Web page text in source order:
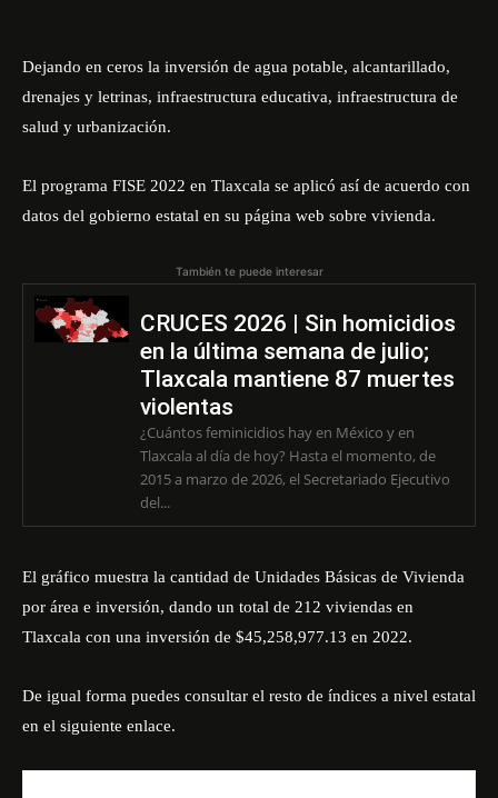
Dejando en ceros la inversión de agua potable, alcantarillado,
drenajes y letrinas, infraestructura educativa, infraestructura de
salud y urbanización.
El programa FISE 2022 en Tlaxcala se aplicó así de acuerdo con
datos del gobierno estatal en su página web sobre vivienda.
También te puede interesar
CRUCES 2026 | Sin homicidios
en la última semana de julio;
Tlaxcala mantiene 87 muertes
violentas
¿Cuántos feminicidios hay en México y en
Tlaxcala al día de hoy? Hasta el momento, de
2015 a marzo de 2026, el Secretariado Ejecutivo
del...
El gráfico muestra la cantidad de Unidades Básicas de Vivienda
por área e inversión, dando un total de 212 viviendas en
Tlaxcala con una inversión de $45,258,977.13 en 2022.
De igual forma puedes consultar el resto de índices a nivel estatal
en el siguiente enlace.